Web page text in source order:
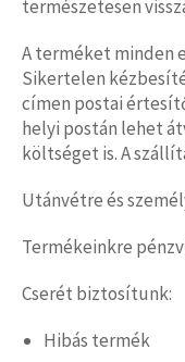
természetesen
A terméket minden
Sikertelen
címen postai
helyi postán lehet
költséget is. A
Utánvétre és
Termékeinkre
Cserét biztosítunk:
Hibás termék